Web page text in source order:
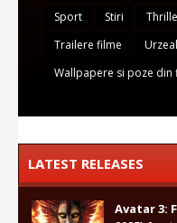
Sport
Stiri
Trailere filme
Wallpapere si poze din
LATEST RELEASES
Avatar 3: